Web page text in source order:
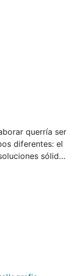
querría ser
diferentes: el
sólidas
puesta a punto
dado
sólidas y la
de una
un principio